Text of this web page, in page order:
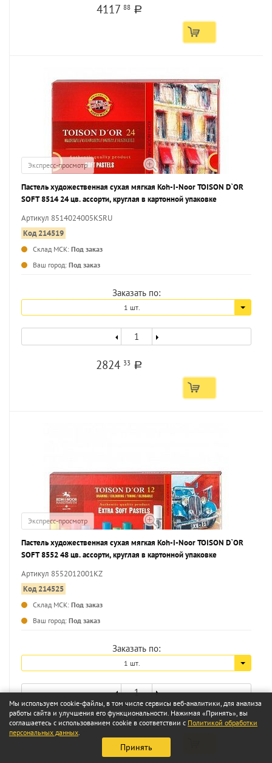
4117 88 a
Экспресс-просмотр
Пастель художественная сухая мягкая Koh-I-Noor TOISON D`OR
SOFT 8514 24 цв. ассорти, круглая в картонной упаковке
Артикул 8514024005KSRU
Код 214519
Склад МСК: Под заказ
Ваш город: Под заказ
Заказать по:
1 шт.
2824 33 a
Экспресс-просмотр
Пастель художественная сухая мягкая Koh-I-Noor TOISON D`OR
SOFT 8552 48 цв. ассорти, круглая в картонной упаковке
Артикул 8552012001KZ
Код 214525
Склад МСК: Под заказ
Ваш город: Под заказ
Заказать по:
1 шт.
212657 a
Мы используем cookie-файлы, в том числе сервисы веб-аналитики, для анализа
работы сайта и улучшения его функциональности. Нажимая «Принять», вы
соглашаетесь с использованием cookie в соответствии с Политикой обработки
персональных данных.
Принять